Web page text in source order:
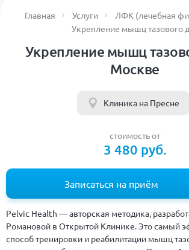
Главная Услуги
ЛФК (лечебная
Укрепление мышц тазового
Укрепление мышц
Москве
Клиника на Пресне
стоимость от
3 480 руб.
Записаться на приём
Pelvic Health — авторская методика,
Романовой в Открытой Клинике. Это самый
способ тренировки и реабилитации мышц